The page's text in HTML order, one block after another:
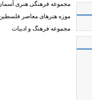
مجموعه فرهنگی هنری
موزه هنرهای معاصر
مجموعه فرهنگ و ادبیات